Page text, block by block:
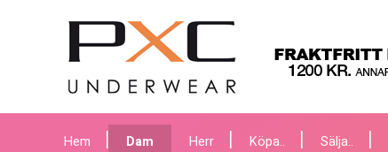
Hem Dam Herr Köpa.. Sälja..